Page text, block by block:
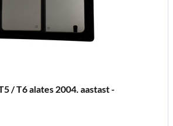
/ T6 alates 2004. aastast -